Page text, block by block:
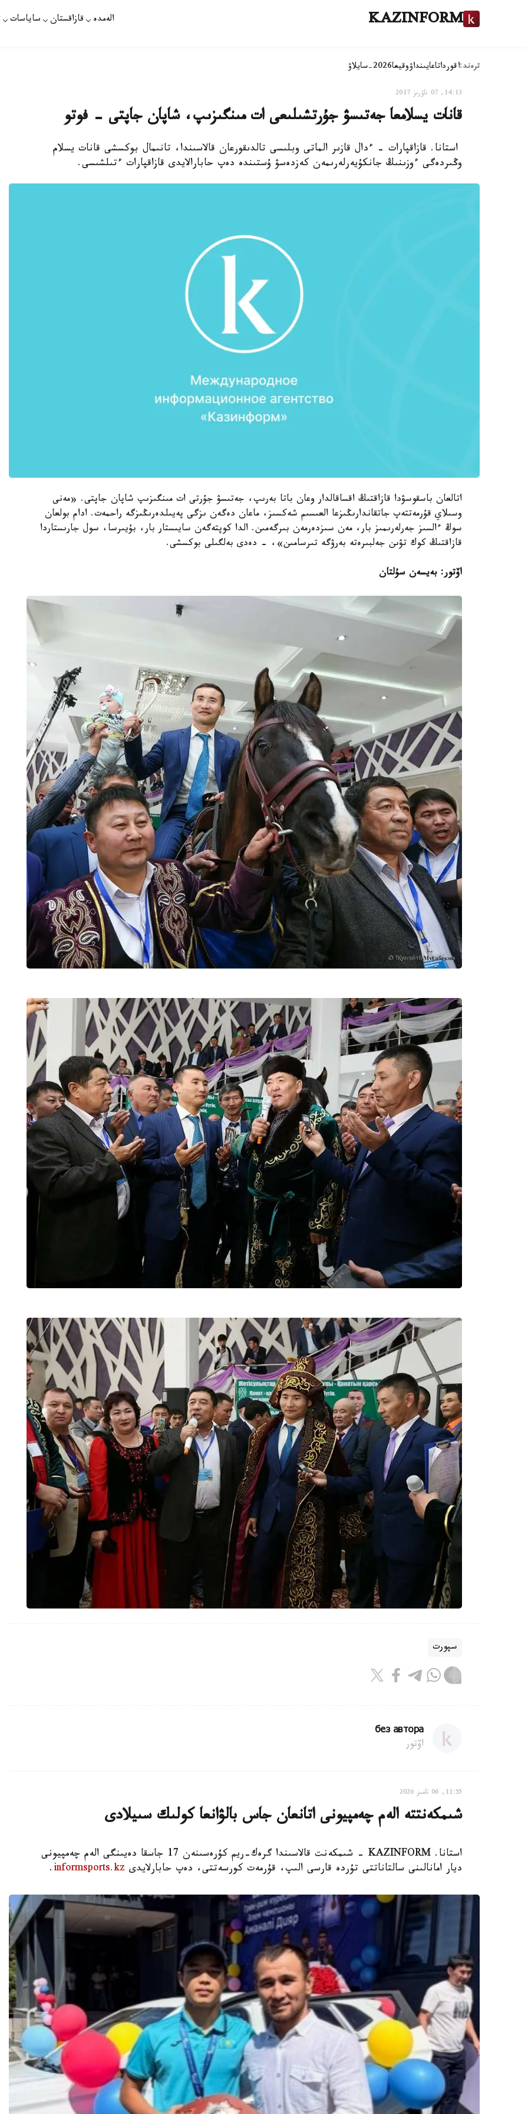
KAZINFORM الەمدە قازاقستان ساياسات
ترەند:اقورداتاعايىنداۋوقيعا2026-سايلاۋ
14:13, 07 ناۋرىز 2017
قانات يسلامعا جەتىسۋ جۇرتشىلىعى ات مىنگىزىپ، شاپان جاپتى - فوتو
استانا. قازاقپارات - ءدال قازىر الماتى وبلىسى تالدىقورعان قالاسىندا، تانىمال بوكسشى قانات يسلام
وڭىردەگى ءوزىنىڭ جانكۇيەرلەرىمەن كەزدەسۋ ۇستىندە دەپ حابارالايدى قازاقپارات ءتىلشىسى.
اتالعان باسقوسۋدا قازاقتىڭ اقساقالدار وعان باتا بەرىپ، جەتىسۋ جۇرتى ات مىنگىزىپ شاپان جاپتى. «مەنى
وسىلاي قۇرمەتتەپ جاتقاندارىڭىزعا العىسىم شەكسىز، ماعان دەگەن ىزگى پەيىلدەرىڭىزگە راحمەت. ادام بولعان
سوڭ ءالسىز جەرلەرىمىز بار، مەن سىزدەرمەن بىرگەمىن. الدا كوپتەگەن سايىستار بار، بۇيىرسا، سول جارىستاردا
قازاقتىڭ كوك تۋىن جەلبىرەتە بەرۋگە تىرسامىن»، - دەدى بەلگىلى بوكسشى.
اۆتور: بەيسەن سۇلتان
سپورت
без автора
اۆتور
11:55, 06 تامىز 2026
شىمكەنتتە الەم چەمپيونى اتانعان جاس بالۋانعا كولىك سىيلادى
استانا. KAZINFORM - شىمكەنت قالاسىندا گرەك-ريم كۇرەسىنەن 17 جاسقا دەيىنگى الەم چەمپيونى
ديار امانالىنى سالتاناتتى تۇردە قارسى الىپ، قۇرمەت كورسەتتى، دەپ حابارلايدى informsports.kz
.